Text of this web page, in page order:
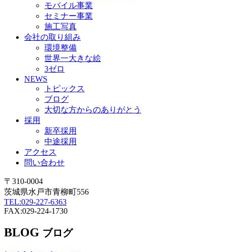
モバイル事業
セミナー事業
施工写真
会社の取り組み
環境整備
世界一大きな絵
3ゼロ
NEWS
トピックス
ブログ
大切な方からのありがとう
採用
新卒採用
中途採用
アクセス
問い合わせ
〒310-0004
茨城県水戸市青柳町556
TEL:029-227-6363
FAX:029-224-1730
BLOG ブログ